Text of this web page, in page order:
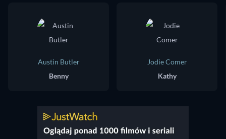
Austin Butler
Benny
Jodie Comer
Kathy